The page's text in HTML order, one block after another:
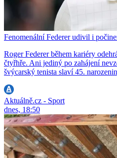
Fenomenální Federer udivil i
Roger Federer během kariéry
čtyřhře. Ani jediný po zahájení
švýcarský tenista slaví 45.
Aktuálně.cz - Sport
dnes, 18:50